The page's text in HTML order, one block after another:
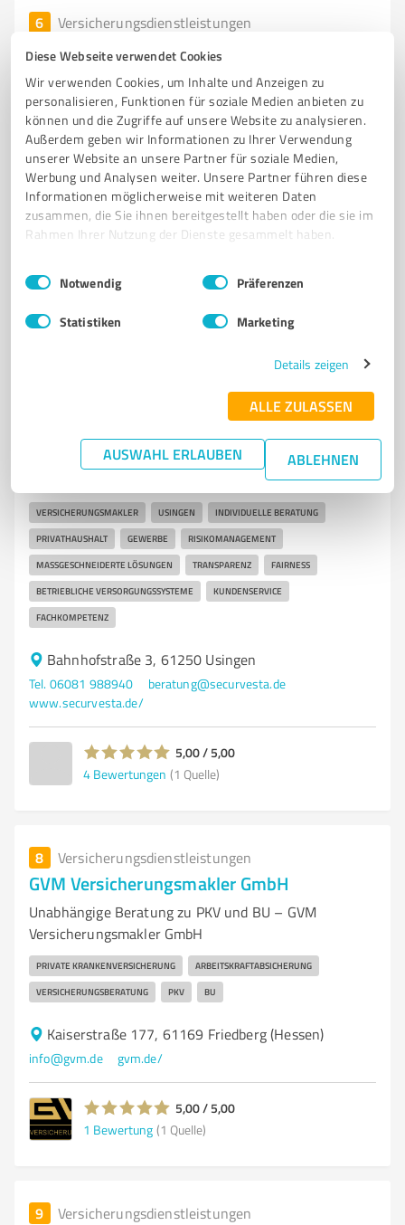
Diese Webseite verwendet Cookies
Wir verwenden Cookies, um Inhalte und Anzeigen zu
personalisieren, Funktionen für soziale Medien anbieten zu
können und die Zugriffe auf unsere Website zu analysieren.
Außerdem geben wir Informationen zu Ihrer Verwendung
unserer Website an unsere Partner für soziale Medien,
Werbung und Analysen weiter. Unsere Partner führen diese
Informationen möglicherweise mit weiteren Daten
zusammen, die Sie ihnen bereitgestellt haben oder die sie im
Rahmen Ihrer Nutzung der Dienste gesammelt haben.
Impressum Datenschutzbestimmungen
Einwilligungsauswahl
Notwendig Präferenzen
Statistiken Marketing
Details zeigen
ALLE ZULASSEN
AUSWAHL ERLAUBEN ABLEHNEN
6 Versicherungsdienstleistungen
BVM Helmut Becker
Unabhängiges Maklerbüro BVM Helmut Becker –
Individueller Versicherungsschutz
VERSICHERUNGSSCHUTZ
UNABHÄNGIGER VERSICHERUNGSMAKLER MARKTVERGLEICH
KUNDENBERATUNG
Ludwigstraße 22, 61231 Bad Nauheim
4Bewertungen (1 Quelle)
Versicherungsdienstleistungen
Versicherungsmakler in Usingen für individuelle
VERSICHERUNGSMAKLER USINGEN INDIVIDUELLE BERATUNG
PRIVATHAUSHALT GEWERBE RISIKOMANAGEMENT
MASSGESCHNEIDERTE LÖSUNGEN TRANSPARENZ FAIRNESS
BETRIEBLICHE VERSORGUNGSSYSTEME KUNDENSERVICE
FACHKOMPETENZ
Bahnhofstraße 3, 61250 Usingen
Tel. 06081 988940
beratung@securvesta.de
www.securvesta.de/
5,00 / 5,00
4 Bewertungen (1 Quelle)
8 Versicherungsdienstleistungen
GVM Versicherungsmakler GmbH
Unabhängige Beratung zu PKV und BU – GVM
Versicherungsmakler GmbH
PRIVATE KRANKENVERSICHERUNG ARBEITSKRAFTABSICHERUNG
VERSICHERUNGSBERATUNG PKV BU
Kaiserstraße 177, 61169 Friedberg (Hessen)
info@gvm.de gvm.de/
5,00 / 5,00
1 Bewertung (1 Quelle)
9 Versicherungsdienstleistungen